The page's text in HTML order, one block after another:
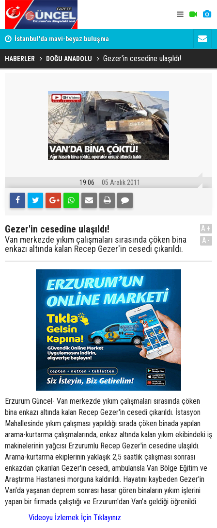
İstanbul'da mavi-beyaz buluşma
HABERLER DOĞU ANADOLU Gezer'in cesedine ulaşıldı!
19:06 05 Aralık 2011
Gezer'in cesedine ulaşıldı!
Van merkezde yıkım çalışmaları sırasında çöken bina
enkazı altında kalan Recep Gezer'in cesedi çıkarıldı.
A+
A-
Erzurum Güncel- Van merkezde yıkım çalışmaları sırasında çöken
bina enkazı altında kalan Recep Gezer'in cesedi çıkarıldı. İstasyon
Mahallesinde yıkım çalışması yapıldığı sırada çöken binada yapılan
arama-kurtarma çalışmalarında, enkaz altında kalan yıkım ekibindeki iş
makinelerinin yağcısı Erzurumlu Recep Gezer'in cesedine ulaşıldı.
Arama-kurtarma ekiplerinin yaklaşık 2,5 saatlik çalışması sonrası
enkazdan çıkarılan Gezer'in cesedi, ambulansla Van Bölge Eğitim ve
Araştırma Hastanesi morguna kaldırıldı. Hayatını kaybeden Gezer'in
Van'da yaşanan deprem sonrası hasar gören binaların yıkım işlerini
yapan bir firmada çalıştığı ve Erzurum'dan Van'a geldiği öğrenildi.
Videoyu İzlemek İçin Tıklayınız